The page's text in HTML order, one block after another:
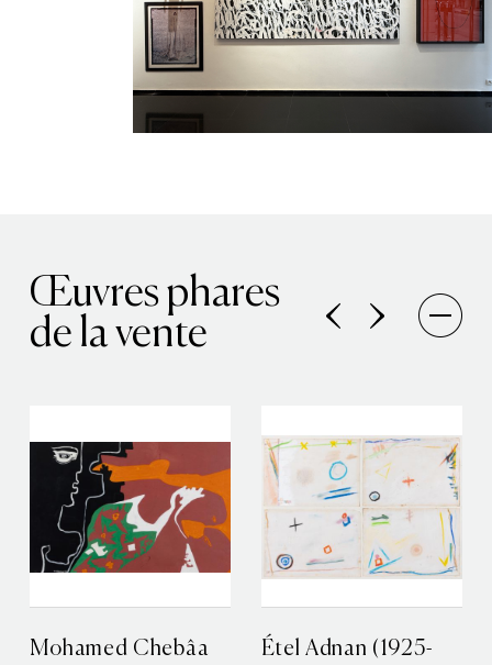
Œuvres phares
de la vente
Mohamed Chebâa
Étel Adnan (1925-